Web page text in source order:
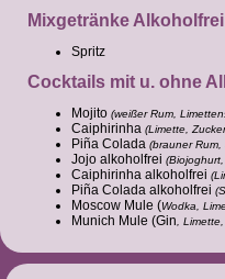
Mixgetränke Alkoholfrei
Spritz
Cocktails mit u. ohne
Mojito (weißer Rum,
Caiphirinha (Limette,
Piña Colada (brauner
Jojo alkoholfrei
Caiphirinha alkoholfrei
Piña Colada alkoholfrei
Moscow Mule (Wodka,
Munich Mule (Gin,